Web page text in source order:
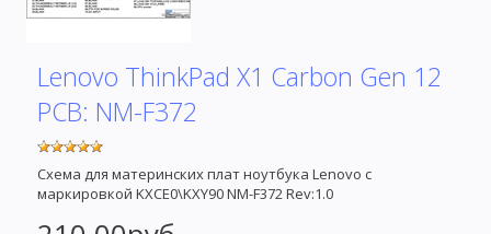
Lenovo ThinkPad X1 Carbon Gen 12
PCB: NM-F372
Схема для материнских плат ноутбука Lenovo с
маркировкой KXCE0\KXY90 NM-F372 Rev:1.0